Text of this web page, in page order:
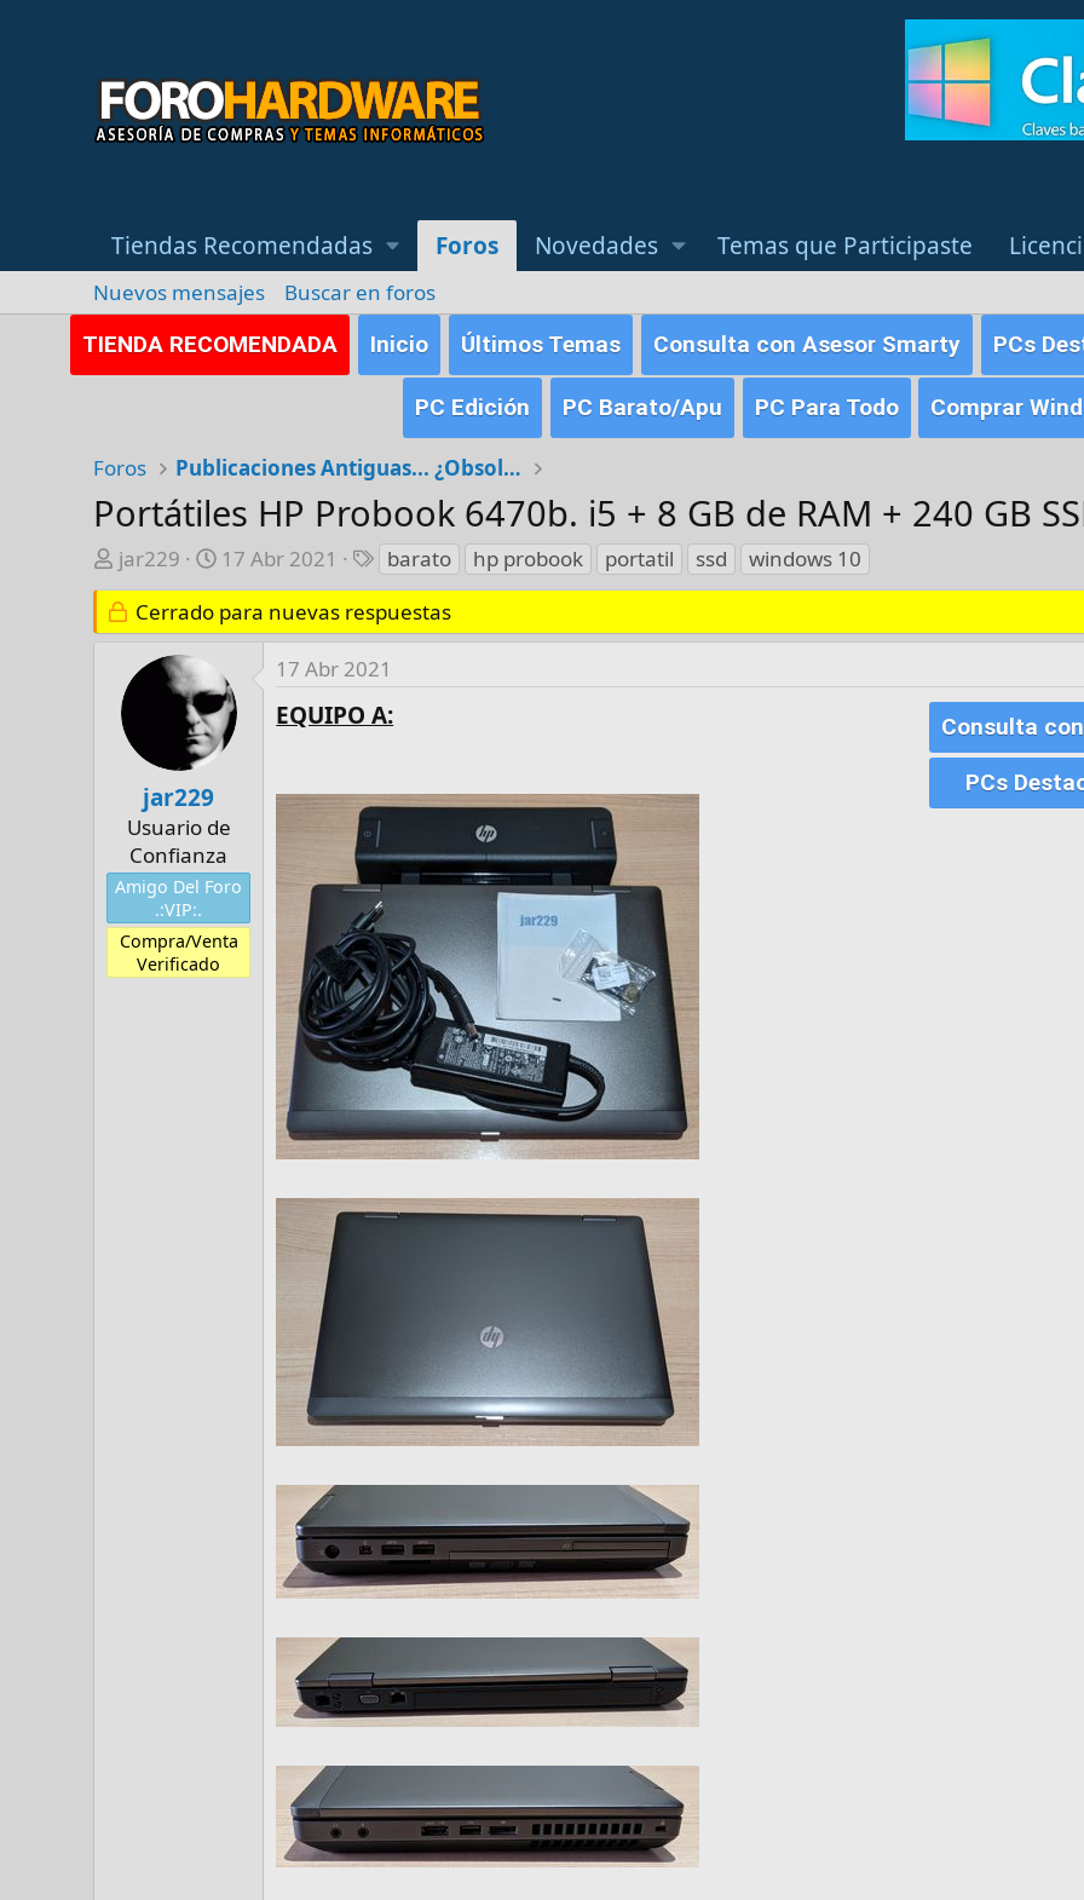
Tiendas Recomendadas Foros Novedades Temas que Participaste
Nuevos mensajes
Buscar en foros
TIENDA RECOMENDADA
Inicio Últimos Temas Consulta con Asesor Smarty PCs
PC Edición PC Barato/Apu PC Para Todo Comprar
Foros Publicaciones Antiguas... ¿Obsoletas?
Portátiles HP Probook 6470b. i5 + 8 GB de RAM + 240 GB
A
u
t
o
jar229
F
e
c
h
d
e
i
c
i
o
17 Abr 2021
E
t
i
q
u
e
t
barato hp probook portatil ssd
windows 10
Cerrado para nuevas respuestas
jar229
Usuario de
Confianza
Amigo Del Foro
.:VIP:.
Compra/Venta
Verificado
17 Abr 2021
Consulta
PCs
EQUIPO A: